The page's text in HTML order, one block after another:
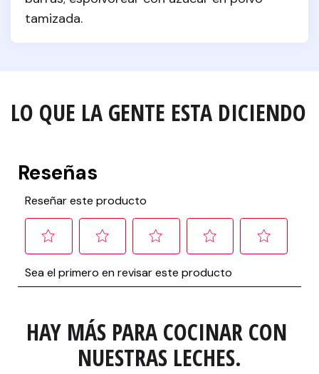
tamizada.
LO QUE LA GENTE ESTA DICIENDO
HAY MÁS PARA COCINAR CON
NUESTRAS LECHES.